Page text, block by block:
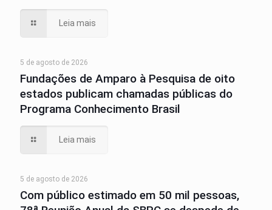
Leia mais
5 de agosto de 2026
Fundações de Amparo à Pesquisa de oito
estados publicam chamadas públicas do
Programa Conhecimento Brasil
Leia mais
5 de agosto de 2026
Com público estimado em 50 mil pessoas,